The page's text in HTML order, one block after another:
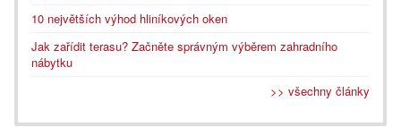
10 největších výhod hliníkových oken
Jak zařídit terasu? Začněte správným výběrem zahradního
nábytku
>> všechny články